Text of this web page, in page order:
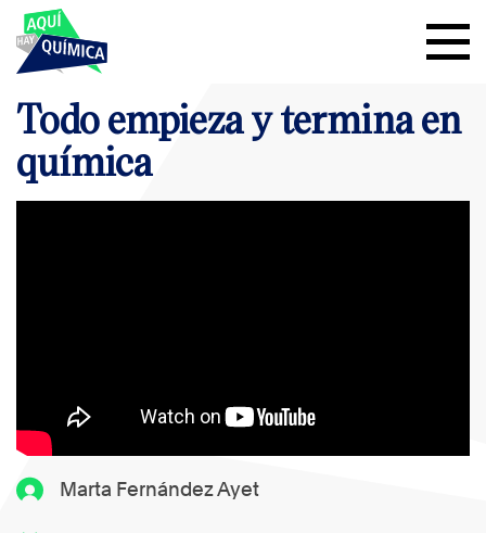
Marta Fernández Ayet
Todo empieza y termina en
química